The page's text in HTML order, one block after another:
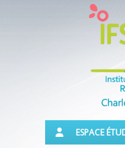
ESPACE